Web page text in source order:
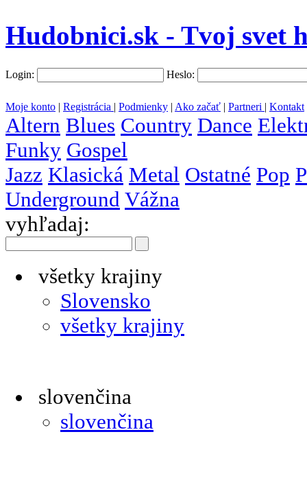
Hudobnici.sk - Tvoj svet
Login: Heslo:
Moje konto | Registrácia | Podmienky | Ako začať | Partneri | Kontakt
Altern Blues Country Dance
Funky Gospel
Jazz Klasická Metal Ostatné Pop
Underground Vážna
vyhľadaj:
všetky krajiny
Slovensko
všetky krajiny
slovenčina
slovenčina